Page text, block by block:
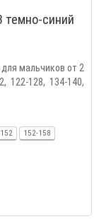
темно-синий
мальчиков от 2
122-128, 134-140,
152-158